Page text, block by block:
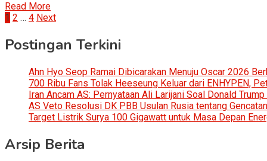
Read More
Posts
pagination
1 2 … 4 Next
Postingan Terkini
Ahn Hyo Seop Ramai Dibicarakan Menuju Oscar 2026
700 Ribu Fans Tolak Heeseung Keluar dari ENHYPEN,
Iran Ancam AS: Pernyataan Ali Larijani Soal Donald
AS Veto Resolusi DK PBB Usulan Rusia tentang
Target Listrik Surya 100 Gigawatt untuk Masa Depan
Arsip Berita